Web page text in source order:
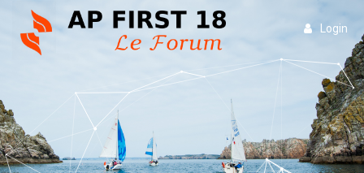
Login